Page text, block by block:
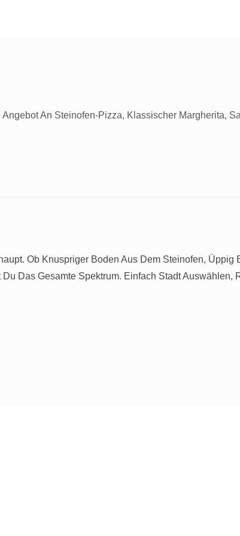
An Steinofen-Pizza, Klassischer Margherita,
Ob Knuspriger Boden Aus Dem Steinofen,
Das Gesamte Spektrum. Einfach Stadt Auswählen,